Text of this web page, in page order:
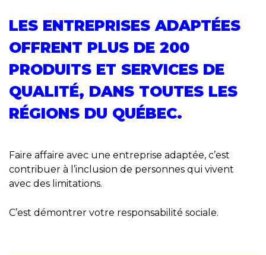
LES ENTREPRISES ADAPTÉES
OFFRENT PLUS DE 200
PRODUITS ET SERVICES DE
QUALITÉ, DANS TOUTES LES
RÉGIONS DU QUÉBEC.
Faire affaire avec une entreprise adaptée, c’est
contribuer à l’inclusion de personnes qui vivent
avec des limitations.
C’est démontrer votre responsabilité sociale.